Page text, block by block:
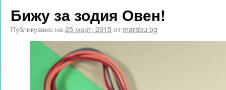
Бижу за зодия Овен!
Публикувано на 25 март, 2015от marabu bg